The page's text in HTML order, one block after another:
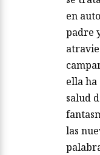
en
padre
ella
salud
las